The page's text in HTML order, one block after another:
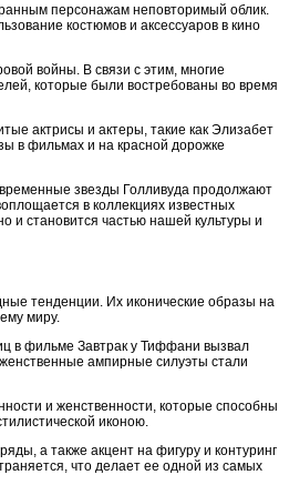
персонажам неповторимый облик.
костюмов и аксессуаров в кино
войны. В связи с этим, многие
которые были востребованы во время
актрисы и актеры, такие как Элизабет
в фильмах и на красной дорожке
звезды Голливуда продолжают
в коллекциях известных
и становится частью нашей культуры и
тенденции. Их иконические образы на
миру.
в фильме Завтрак у Тиффани вызвал
ампирные силуэты стали
и женственности, которые способны
иконою.
а также акцент на фигуру и контуринг
что делает ее одной из самых